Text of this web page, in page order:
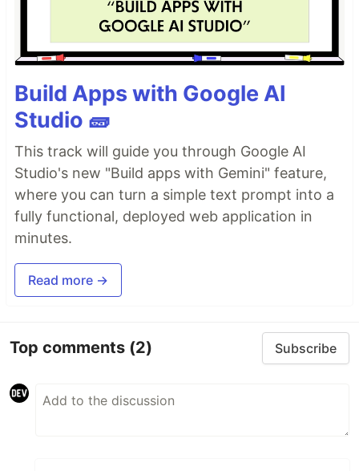
Build Apps with Google AI
Studio 🧱
This track will guide you through Google AI
Studio's new "Build apps with Gemini" feature,
where you can turn a simple text prompt into a
fully functional, deployed web application in
minutes.
Read more →
Top comments (2) Subscribe